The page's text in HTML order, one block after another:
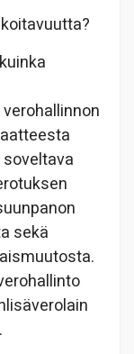
sekä